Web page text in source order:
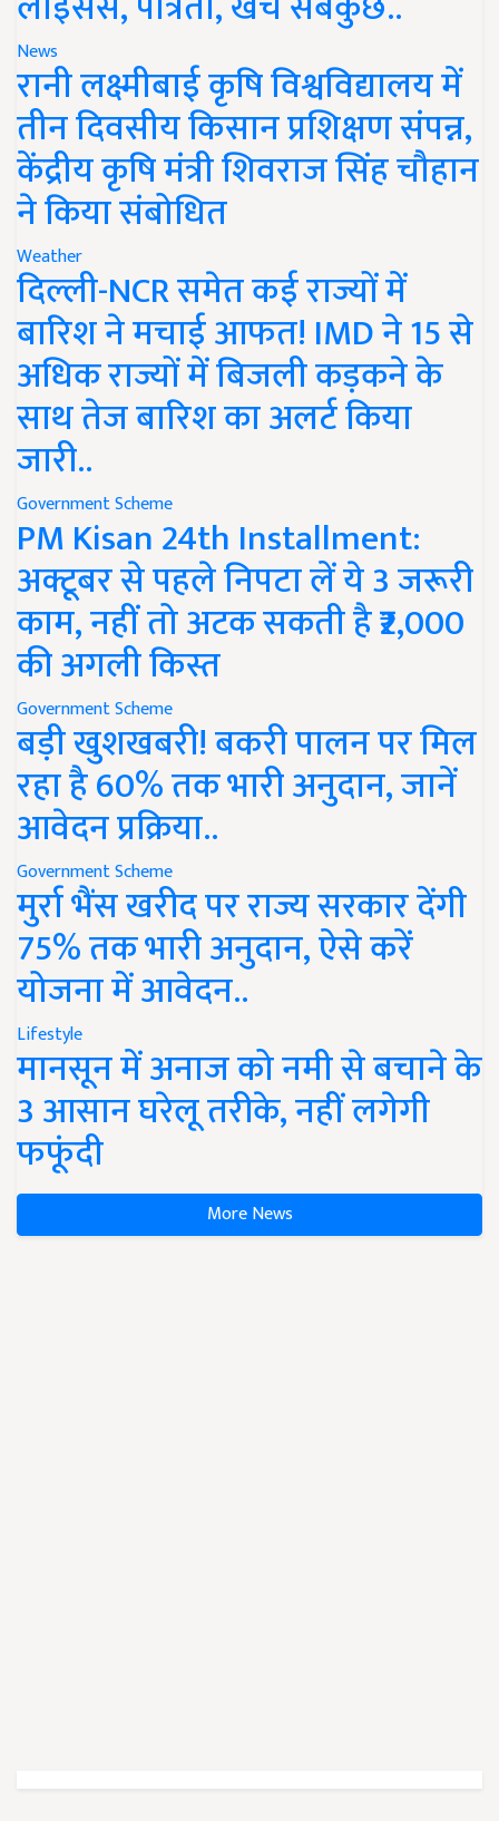
News
रानी लक्ष्मीबाई कृषि विश्वविद्यालय में
तीन दिवसीय किसान प्रशिक्षण संपन्न,
केंद्रीय कृषि मंत्री शिवराज सिंह चौहान
ने किया संबोधित
Weather
दिल्ली-NCR समेत कई राज्यों में
बारिश ने मचाई आफत! IMD ने 15 से
अधिक राज्यों में बिजली कड़कने के
साथ तेज बारिश का अलर्ट किया
जारी..
Government Scheme
PM Kisan 24th Installment:
अक्टूबर से पहले निपटा लें ये 3 जरूरी
काम, नहीं तो अटक सकती है ₹2,000
की अगली किस्त
Government Scheme
बड़ी खुशखबरी! बकरी पालन पर मिल
रहा है 60% तक भारी अनुदान, जानें
आवेदन प्रक्रिया..
Government Scheme
मुर्रा भैंस खरीद पर राज्य सरकार देंगी
75% तक भारी अनुदान, ऐसे करें
योजना में आवेदन..
Lifestyle
मानसून में अनाज को नमी से बचाने के
3 आसान घरेलू तरीके, नहीं लगेगी
फफूंदी
More News